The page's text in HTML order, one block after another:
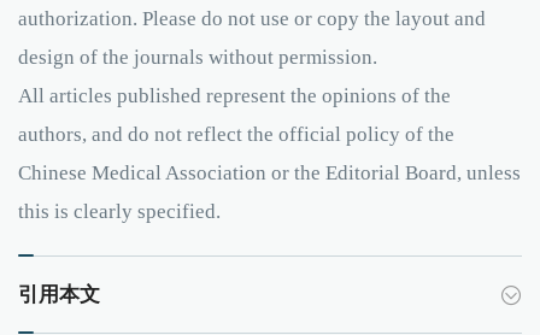
authorization. Please do not use or copy the layout and
design of the journals without permission.
All articles published represent the opinions of the
authors, and do not reflect the official policy of the
Chinese Medical Association or the Editorial Board, unless
this is clearly specified.
引用本文